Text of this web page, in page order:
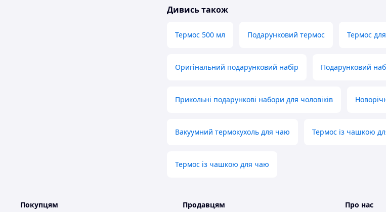
Дивись також
Термос 500 мл Подарунковий термос Термос
Оригінальний подарунковий набір Подарунковий
Прикольні подарункові набори для чоловіків
Вакуумний термокухоль для чаю Термос із чашкою
Термос із чашкою для чаю
Покупцям Продавцям Про нас